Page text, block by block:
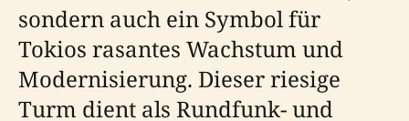
sondern auch ein Symbol für
Tokios rasantes Wachstum und
Modernisierung. Dieser riesige
Turm dient als Rundfunk- und